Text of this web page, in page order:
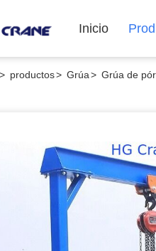
Inicio
> productos> Grúa> Grúa de